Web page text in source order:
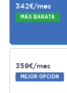
342€/mes
MÁS BARATA
359€/mes
MEJOR OPCION